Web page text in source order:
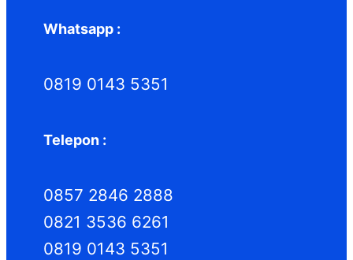
Whatsapp :
0819 0143 5351
Telepon :
0857 2846 2888
0821 3536 6261
0819 0143 5351